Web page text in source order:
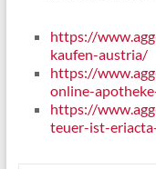
https://
kaufen-austria/
https://
online-
https://
teuer-ist-